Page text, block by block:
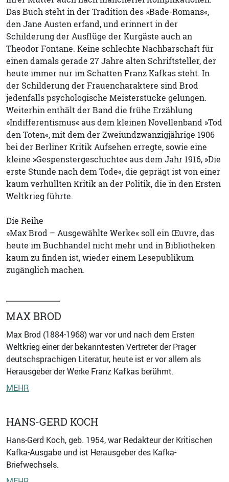
Das Buch steht in der Tradition des »Bade-Romans«,
den Jane Austen erfand, und erinnert in der
Schilderung der Ausflüge der Kurgäste auch an
Theodor Fontane. Keine schlechte Nachbarschaft für
einen damals gerade 27 Jahre alten Schriftsteller, der
heute immer nur im Schatten Franz Kafkas steht. In
der Schilderung der Frauencharaktere sind Brod
jedenfalls psychologische Meisterstücke gelungen.
Weiterhin enthält der Band die frühe Erzählung
»Indifferentismus« aus dem kleinen Novellenband »Tod
den Toten«, mit dem der Zweiundzwanzigjährige 1906
bei der Berliner Kritik Aufsehen erregte, sowie eine
kleine »Gespenstergeschichte« aus dem Jahr 1916, »Die
erste Stunde nach dem Tode«, die geprägt ist von einer
kaum verhüllten Kritik an der Politik, die in den Ersten
Weltkrieg führte.
Die Reihe
»Max Brod – Ausgewählte Werke« soll ein Œuvre, das
heute im Buchhandel nicht mehr und in Bibliotheken
kaum zu finden ist, wieder einem Lesepublikum
zugänglich machen.
MAX BROD
Max Brod (1884-1968) war vor und nach dem Ersten
Weltkrieg einer der bekanntesten Vertreter der Prager
deutschsprachigen Literatur, heute ist er vor allem als
Herausgeber der Werke Franz Kafkas berühmt.
MEHR
HANS-GERD KOCH
Hans-Gerd Koch, geb. 1954, war Redakteur der Kritischen
Kafka-Ausgabe und ist Herausgeber des Kafka-
Briefwechsels.